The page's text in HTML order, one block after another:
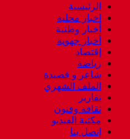
الرئيسية
اخبار محلية
أخبار وطنية
أخبار جهوية
إقتصاد
رياضة
شاعر و قصيدة
الملف الشهري
تقارير
ثقافة وفنون
مكتبة الفيديو
إتصل بنا